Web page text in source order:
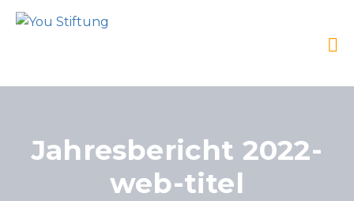
Jahresbericht 2022-
web-titel